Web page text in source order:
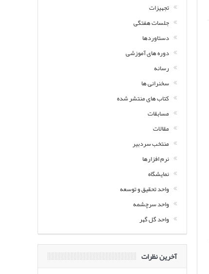
تجهیزات
جلسات هفتگی
دستاوردها
دوره های آموزشی
رسانه
سخنرانی ها
کتاب های منتشر شده
مسابقات
مقالات
منتخب سردبیر
نرم افزارها
نمایشگاه
واحد تحقیق و توسعه
واحد سرچشمه
واحد گل گهر
آخرین نظرات